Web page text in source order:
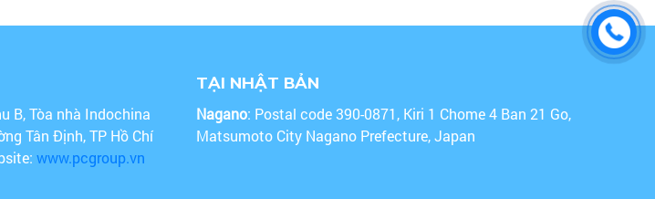
B, Tòa nhà Indochina
Tân Định, TP Hồ Chí
www.pcgroup.vn
TẠI NHẬT BẢN
Nagano: Postal code 390-0871, Kiri 1 Chome 4 Ban 21 Go,
Matsumoto City Nagano Prefecture, Japan